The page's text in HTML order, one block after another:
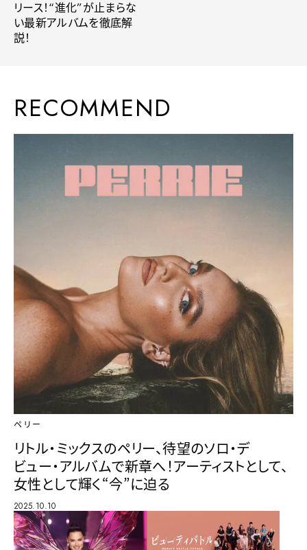
リース！“進化”が止まらな
い最新アルバムを徹底解
説！
RECOMMEND
ペリー
リトル・ミックスのペリー、待望のソロ・デ
ビュー・アルバムで新章へ！アーティストとして、
女性として輝く“今”に迫る
2025.10.10